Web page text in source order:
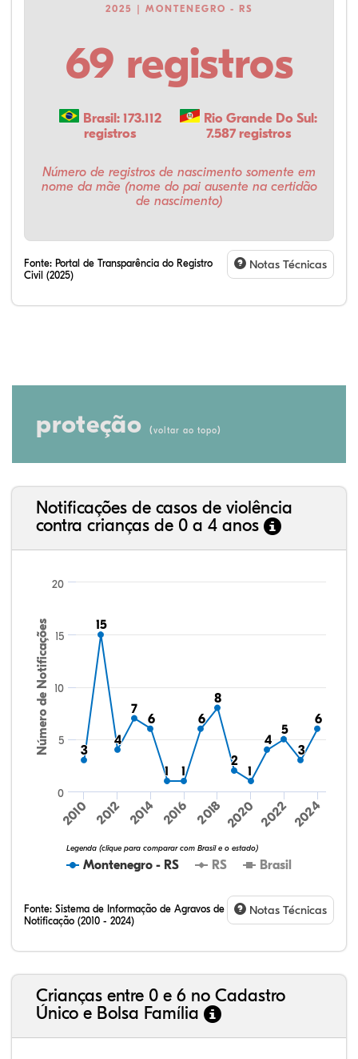
2025 | MONTENEGRO - RS
69 registros
Brasil: 173.112
registros
Rio Grande Do Sul:
7.587 registros
Número de registros de nascimento somente em
nome da mãe (nome do pai ausente na certidão
de nascimento)
Fonte: Portal de Transparência do Registro
Civil (2025)
Notas Técnicas
proteção (voltar ao topo)
Notificações de casos de violência
contra crianças de 0 a 4 anos
Número de Notificações 3
3
15
15
4
4
7
7
6
6
11 11
6
6
8
8
2
2
11
4
4
5
5
3
3
6
6
Montenegro - RS RS Brasil
Legenda (clique para comparar com Brasil e o estado)
2010 2012 2014 2016 2018 2020 2022 2024
0
5
10
15
20
Fonte: Sistema de Informação de Agravos de
Notificação (2010 - 2024)
Notas Técnicas
Crianças entre 0 e 6 no Cadastro
Único e Bolsa Família
75,36%
9,00%
0,08%
14,79%
0,71%
0,06%
32,57%
9,24%
0,46%
54,88%
1,27%
1,56%